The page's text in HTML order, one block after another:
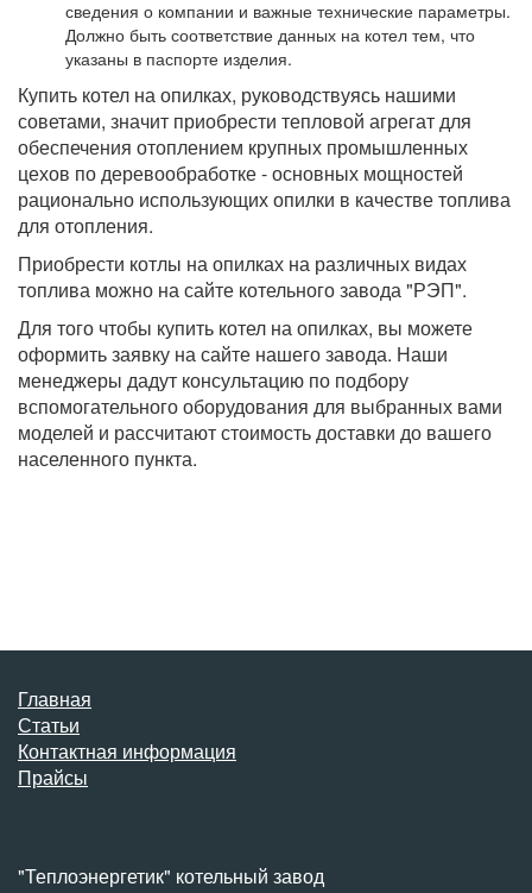
сведения о компании и важные технические параметры.
Должно быть соответствие данных на котел тем, что
указаны в паспорте изделия.
Купить котел на опилках, руководствуясь нашими
советами, значит приобрести тепловой агрегат для
обеспечения отоплением крупных промышленных
цехов по деревообработке - основных мощностей
рационально использующих опилки в качестве топлива
для отопления.
Приобрести котлы на опилках на различных видах
топлива можно на сайте котельного завода "РЭП".
Для того чтобы купить котел на опилках, вы можете
оформить заявку на сайте нашего завода. Наши
менеджеры дадут консультацию по подбору
вспомогательного оборудования для выбранных вами
моделей и рассчитают стоимость доставки до вашего
населенного пункта.
Главная
Статьи
Контактная информация
Прайсы
"Теплоэнергетик" котельный завод